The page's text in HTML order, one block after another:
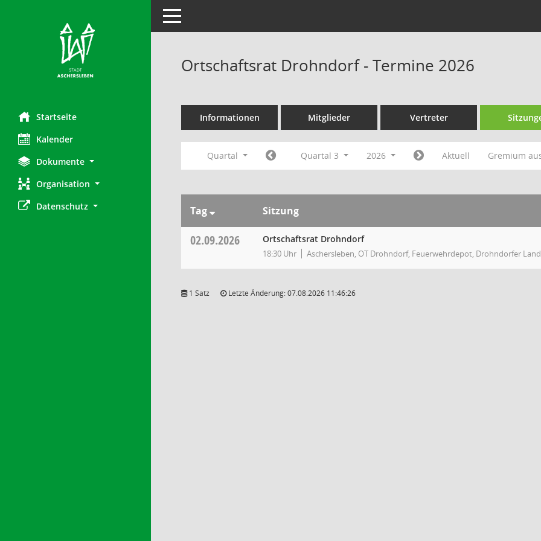
Startseite
Kalender
Dokumente
Organisation
Datenschutz
Toggle navigation
Ortschaftsrat Drohndorf - Termine 2026
Informationen Mitglieder Vertreter
Quartal Quartal 3 2026 Aktuell Gremium
Tag Sitzung
02.09.2026 Ortschaftsrat Drohndorf
18:30 Uhr Aschersleben, OT Drohndorf, Feuerwehrdepot, Drohndorfer
1 Satz Letzte Änderung: 07.08.2026 11:46:26